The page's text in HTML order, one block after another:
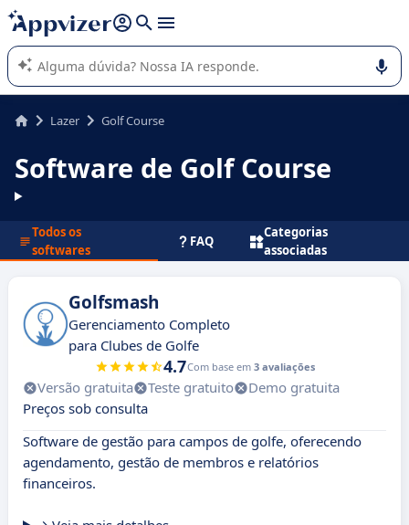
de nossa IA (várias linhas com
A IA do Appvizer o orienta no uso ou na seleção de software
SaaS para sua empresa.
Lazer Golf Course
Software de Golf Course
Todos os
softwares
FAQ
Categorias
associadas
Golfsmash
Gerenciamento Completo
para Clubes de Golfe
4.7Com base em 3 avaliações
Versão gratuita Teste gratuito
Demo gratuita
Preços sob consulta
Software de gestão para campos de golfe, oferecendo
agendamento, gestão de membros e relatórios
financeiros.